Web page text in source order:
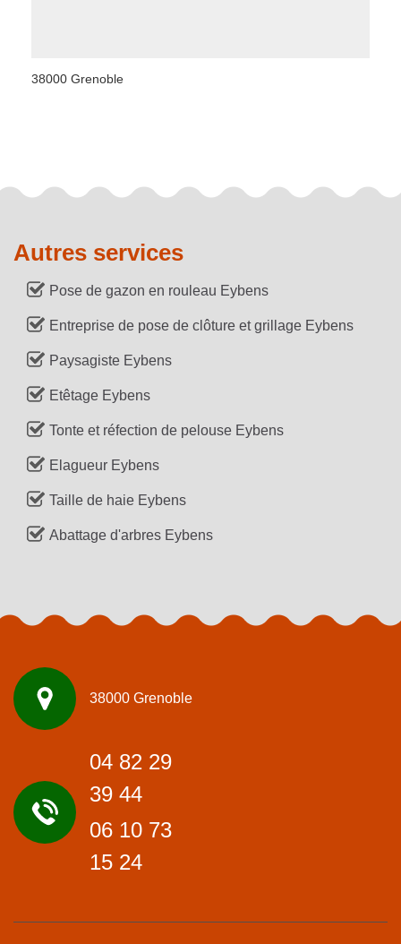
38000 Grenoble
Autres services
Pose de gazon en rouleau Eybens
Entreprise de pose de clôture et grillage Eybens
Paysagiste Eybens
Etêtage Eybens
Tonte et réfection de pelouse Eybens
Elagueur Eybens
Taille de haie Eybens
Abattage d'arbres Eybens
38000 Grenoble
04 82 29
39 44
06 10 73
15 24